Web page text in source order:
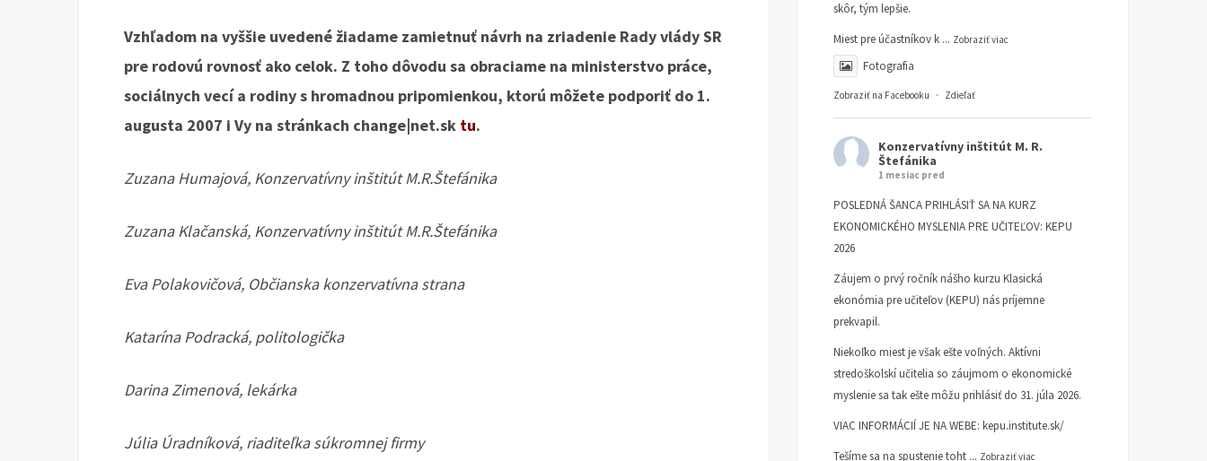
Vzhľadom na vyššie uvedené žiadame zamietnuť návrh na zriadenie Rady vlády SR
pre rodovú rovnosť ako celok. Z toho dôvodu sa obraciame na ministerstvo práce,
sociálnych vecí a rodiny s hromadnou pripomienkou, ktorú môžete podporiť do 1.
augusta 2007 i Vy na stránkach change|net.sk tu.
Zuzana Humajová, Konzervatívny inštitút M.R.Štefánika
Zuzana Klačanská, Konzervatívny inštitút M.R.Štefánika
Eva Polakovičová, Občianska konzervatívna strana
Katarína Podracká, politologička
Darina Zimenová, lekárka
Júlia Úradníková, riaditeľka súkromnej firmy
skôr, tým lepšie.
Miest pre účastníkov k ... Zobraziť viac
Fotografia
Zobraziť na Facebooku · Zdieľať
Konzervatívny inštitút M. R.
Štefánika
1 mesiac pred
POSLEDNÁ ŠANCA PRIHLÁSIŤ SA NA KURZ
EKONOMICKÉHO MYSLENIA PRE UČITEĽOV: KEPU
2026
Záujem o prvý ročník nášho kurzu Klasická
ekonómia pre učiteľov (KEPU) nás príjemne
prekvapil.
Niekoľko miest je však ešte voľných. Aktívni
stredoškolskí učitelia so záujmom o ekonomické
myslenie sa tak ešte môžu prihlásiť do 31. júla 2026.
VIAC INFORMÁCIÍ JE NA WEBE: kepu.institute.sk/
Tešíme sa na spustenie toht ... Zobraziť viac